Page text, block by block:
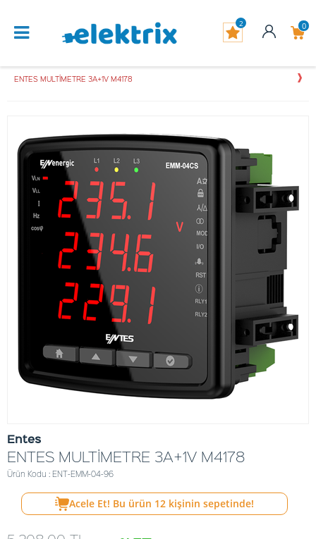
0
2
ENTES MULTİMETRE 3A+1V M4178
Entes
ENTES MULTİMETRE 3A+1V M4178
Ürün Kodu : ENT-EMM-04-96
Acele Et! Bu ürün 12 kişinin sepetinde!